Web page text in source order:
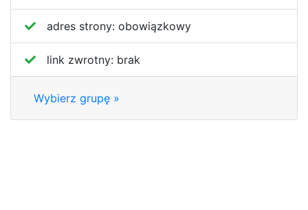
adres strony: obowiązkowy
link zwrotny: brak
Wybierz grupę »